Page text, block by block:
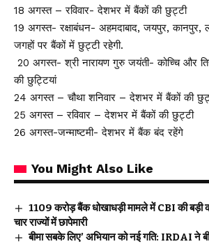
18 अगस्त – रविवार- देशभर में बैंकों की छुट्टी
19 अगस्त- रक्षाबंधन- अहमदाबाद, जयपुर,
जगहों पर बैंकों में छुट्टी रहेगी.
20 अगस्त- श्री नारायण गुरु जयंती- कोच्चि और
की छुट्टियां
24 अगस्त – चौथा शनिवार – देशभर में बैंकों की
25 अगस्त – रविवार – देशभर में बैंकों की छुट्टी
26 अगस्त-जन्माष्टमी- देशभर में बैंक बंद रहेंगे
You Might Also Like
₹1109 करोड़ बैंक धोखाधड़ी मामले में CBI की बड़ी
चार राज्यों में छापेमारी
बीमा सबके लिए’ अभियान को नई गति: IRDAI ने